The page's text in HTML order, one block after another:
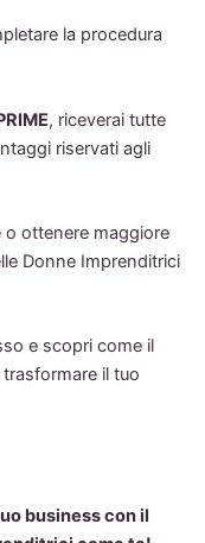
la procedura
, riceverai tutte
riservati agli
o ottenere maggiore
Donne Imprenditrici
e scopri come il
il tuo
business con il